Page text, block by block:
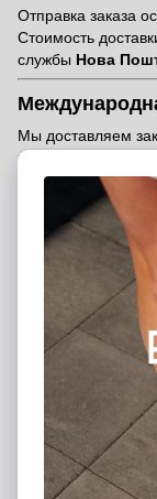
Отправка заказа
Стоимость
службы Нова
Мы доставляем
международный
страну
подробную
Оплата заказа
Мы предлагаем
вы могли выбрать
Банковской
через
Наложенный
получении
(предоплата
Банковский
на наш